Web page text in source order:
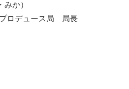
か）
ロデュース局 局長